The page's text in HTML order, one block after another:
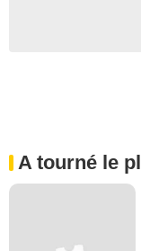
A tourné le